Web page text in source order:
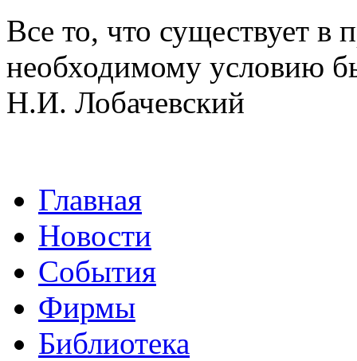
Все то, что существует в
необходимому условию
Н.И. Лобачевский
Главная
Новости
События
Фирмы
Библиотека